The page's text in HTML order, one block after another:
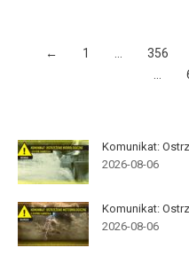
← 1 356
Komunikat:
2026-08-06
Komunikat:
2026-08-06